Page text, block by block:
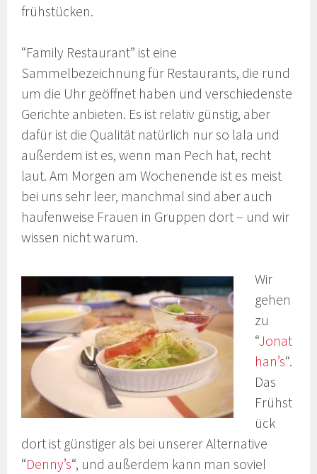
frühstücken.
“Family Restaurant” ist eine
Sammelbezeichnung für Restaurants, die rund
um die Uhr geöffnet haben und verschiedenste
Gerichte anbieten. Es ist relativ günstig, aber
dafür ist die Qualität natürlich nur so lala und
außerdem ist es, wenn man Pech hat, recht
laut. Am Morgen am Wochenende ist es meist
bei uns sehr leer, manchmal sind aber auch
haufenweise Frauen in Gruppen dort – und wir
wissen nicht warum.
Wir
gehen
zu
“Jonat
han’s“.
Das
Frühst
ück
dort ist günstiger als bei unserer Alternative
“Denny’s“, und außerdem kann man soviel